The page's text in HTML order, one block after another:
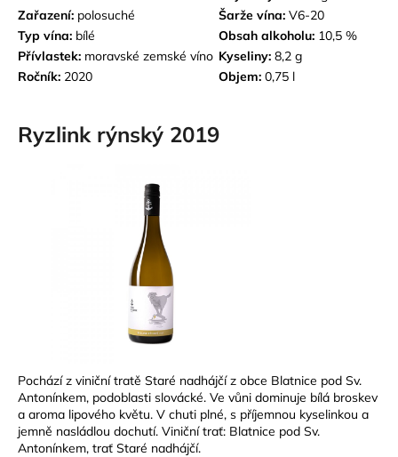
Zařazení: polosuché Šarže vína: V6-20
Typ vína: bílé Obsah alkoholu: 10,5 %
Přívlastek: moravské zemské víno Kyseliny: 8,2 g
Ročník: 2020 Objem: 0,75 l
Ryzlink rýnský 2019
Pochází z viniční tratě Staré nadhájčí z obce Blatnice pod Sv.
Antonínkem, podoblasti slovácké. Ve vůni dominuje bílá broskev
a aroma lipového květu. V chuti plné, s příjemnou kyselinkou a
jemně nasládlou dochutí. Viniční trať: Blatnice pod Sv.
Antonínkem, trať Staré nadhájčí.